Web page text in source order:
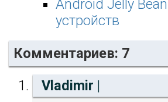
Android Jelly
устройств
Комментариев: 7
Vladimir |